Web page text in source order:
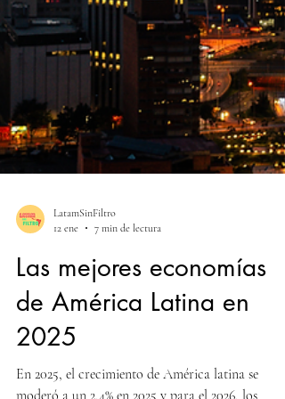
LatamSinFiltro
12 ene
7 min de lectura
Las mejores economías
de América Latina en